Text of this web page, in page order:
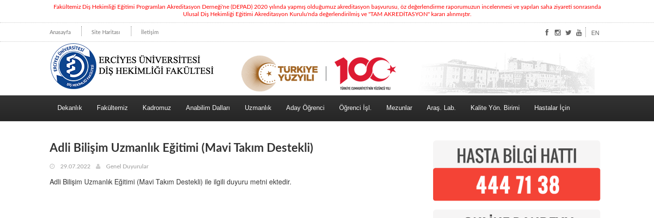
Fakültemiz Diş Hekimliği Eğitimi Programları Akreditasyon Derneği'ne (DEPAD) 2020 yılında yapmış olduğumuz akreditasyon başvurusu, öz değerlendirme raporumuzun incelenmesi ve yapılan saha ziyareti sonrasında
Ulusal Diş Hekimliği Eğitimi Akreditasyon Kurulu'nda değerlendirilmiş ve "TAM AKREDİTASYON" kararı alınmıştır.
Anasayfa Site Haritası İletişim EN
Dekanlık Fakültemiz Kadromuz Anabilim Dalları Uzmanlık Aday Öğrenci Öğrenci İşl. Mezunlar Araş. Lab. Kalite Yön. Birimi Hastalar İçin
Adli Bilişim Uzmanlık Eğitimi (Mavi Takım Destekli)
29.07.2022 Genel Duyurular
Adli Bilişim Uzmanlık Eğitimi (Mavi Takım Destekli) ile ilgili duyuru metni ektedir.